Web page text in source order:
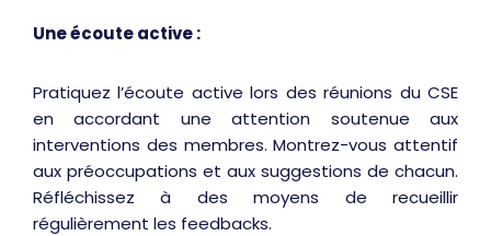
Une écoute active:
Pratiquez l’écoute active lors des réunions du CSE
en accordant une attention soutenue aux
interventions des membres. Montrez-vous attentif
aux préoccupations et aux suggestions de chacun.
Réfléchissez à des moyens de recueillir
régulièrement les feedbacks.